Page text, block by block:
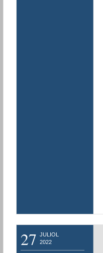
27 JULIOL
2022